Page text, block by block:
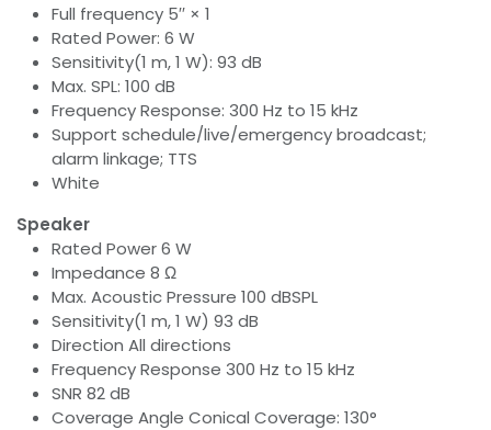
Full frequency 5′′ × 1
Rated Power: 6 W
Sensitivity(1 m, 1 W): 93 dB
Max. SPL: 100 dB
Frequency Response: 300 Hz to 15 kHz
Support schedule/live/emergency broadcast;
alarm linkage; TTS
White
Speaker
Rated Power 6 W
Impedance 8 Ω
Max. Acoustic Pressure 100 dBSPL
Sensitivity(1 m, 1 W) 93 dB
Direction All directions
Frequency Response 300 Hz to 15 kHz
SNR 82 dB
Coverage Angle Conical Coverage: 130°